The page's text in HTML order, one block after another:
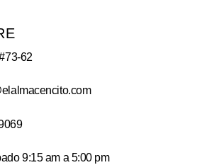
62
9:15 am a 5:00 pm